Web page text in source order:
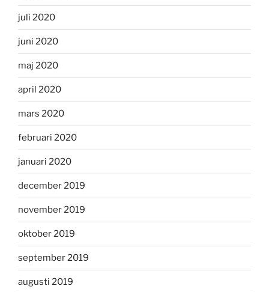
juli 2020
juni 2020
maj 2020
april 2020
mars 2020
februari 2020
januari 2020
december 2019
november 2019
oktober 2019
september 2019
augusti 2019